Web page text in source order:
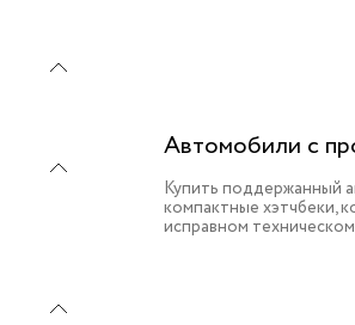
Автомобили с
Купить поддержанный
компактные хэтчбеки,
исправном